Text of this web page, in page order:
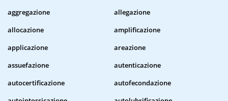
aggregazione
allegazione
allocazione
amplificazione
applicazione
areazione
assuefazione
autenticazione
autocertificazione
autofecondazione